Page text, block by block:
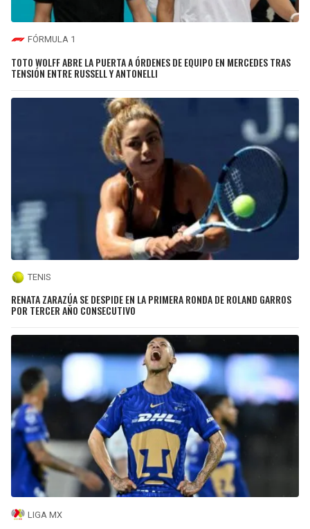
FÓRMULA 1
TOTO WOLFF ABRE LA PUERTA A ÓRDENES DE EQUIPO EN MERCEDES TRAS
TENSIÓN ENTRE RUSSELL Y ANTONELLI
TENIS
RENATA ZARAZÚA SE DESPIDE EN LA PRIMERA RONDA DE ROLAND GARROS
POR TERCER AÑO CONSECUTIVO
LIGA MX